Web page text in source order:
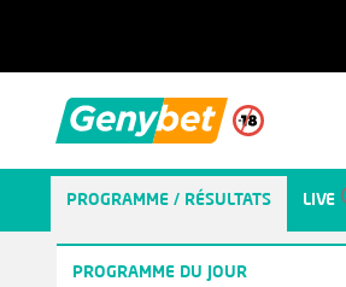
PROGRAMME / RÉSULTATS LIVE
PROGRAMME DU JOUR